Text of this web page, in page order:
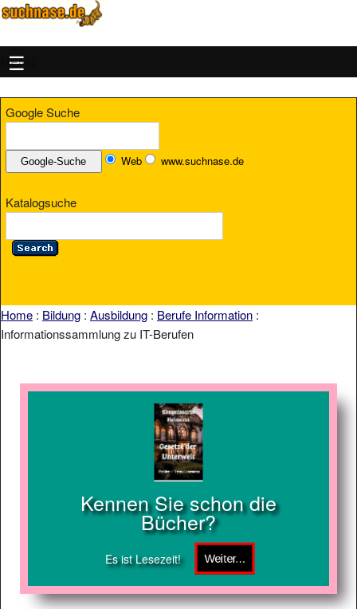
MENU
Google Suche
Web www.suchnase.de
Katalogsuche
Home : Bildung : Ausbildung : Berufe Information :
Informationssammlung zu IT-Berufen
Kennen Sie schon die
Bücher?
Es ist Lesezeit!